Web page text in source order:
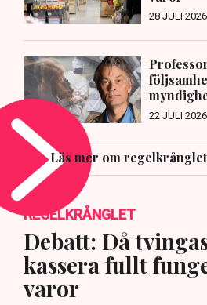
28 JULI
22 JULI
Läs mer om regelkrånglet
REGELKRÅNGLET
Debatt: Då
kassera fullt
varor